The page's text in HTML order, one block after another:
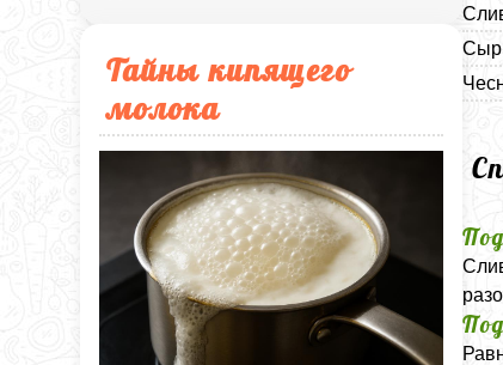
Тайны кипящего
молока
Сыр